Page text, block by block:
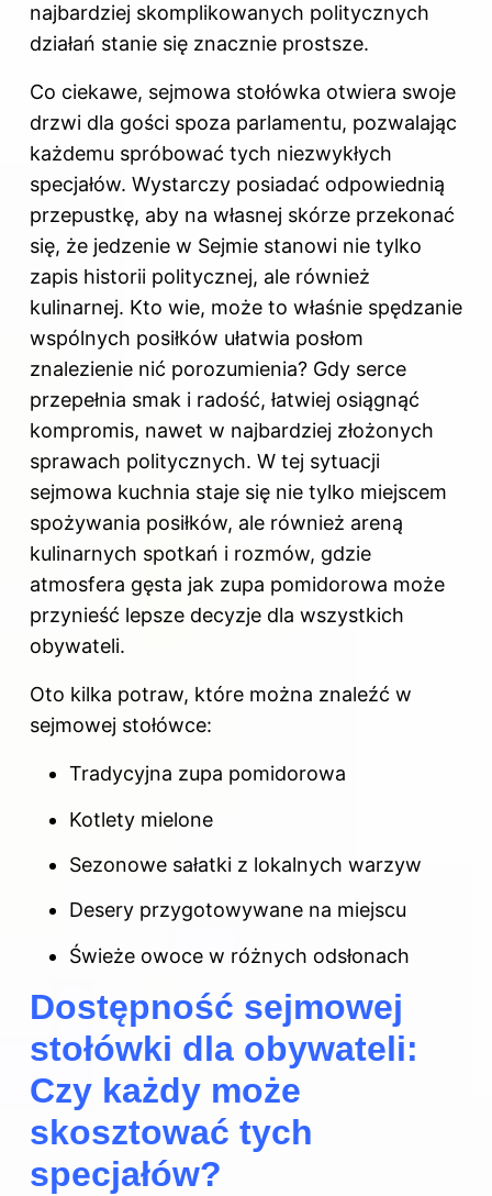
najbardziej skomplikowanych politycznych
działań stanie się znacznie prostsze.
Co ciekawe, sejmowa stołówka otwiera swoje
drzwi dla gości spoza parlamentu, pozwalając
każdemu spróbować tych niezwykłych
specjałów. Wystarczy posiadać odpowiednią
przepustkę, aby na własnej skórze przekonać
się, że jedzenie w Sejmie stanowi nie tylko
zapis historii politycznej, ale również
kulinarnej. Kto wie, może to właśnie spędzanie
wspólnych posiłków ułatwia posłom
znalezienie nić porozumienia? Gdy serce
przepełnia smak i radość, łatwiej osiągnąć
kompromis, nawet w najbardziej złożonych
sprawach politycznych. W tej sytuacji
sejmowa kuchnia staje się nie tylko miejscem
spożywania posiłków, ale również areną
kulinarnych spotkań i rozmów, gdzie
atmosfera gęsta jak zupa pomidorowa może
przynieść lepsze decyzje dla wszystkich
obywateli.
Oto kilka potraw, które można znaleźć w
sejmowej stołówce:
Tradycyjna zupa pomidorowa
Kotlety mielone
Sezonowe sałatki z lokalnych warzyw
Desery przygotowywane na miejscu
Świeże owoce w różnych odsłonach
Dostępność sejmowej
stołówki dla obywateli:
Czy każdy może
skosztować tych
specjałów?